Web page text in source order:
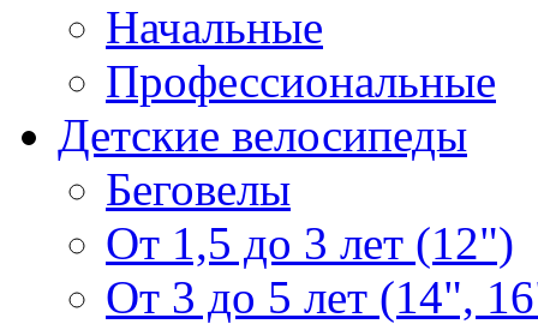
Начальные
Профессиональные
Детские велосипеды
Беговелы
От 1,5 до 3 лет (12")
От 3 до 5 лет (14",